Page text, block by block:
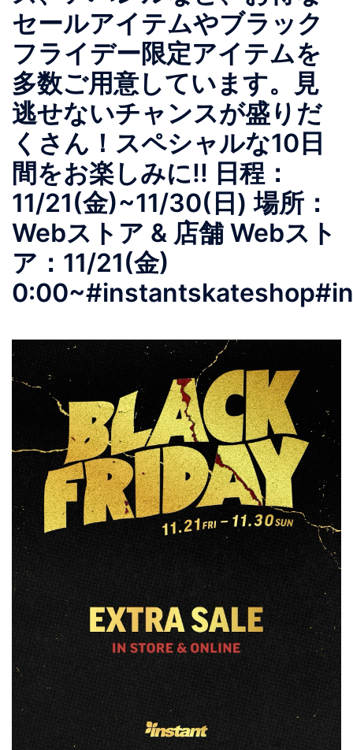
セールアイテムやブラック
フライデー限定アイテムを
多数ご用意しています。見
逃せないチャンスが盛りだ
くさん！スペシャルな10日
間をお楽しみに!!︎ 日程：
11/21(金)~11/30(日)︎ 場所：
Webストア & 店舗︎ Webスト
ア：11/21(金)